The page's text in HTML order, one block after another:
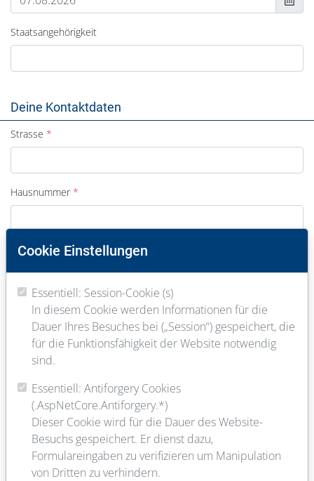
Staatsangehörigkeit
Deine Kontaktdaten
Strasse
Hausnummer
PLZ
E-Mail
Telefon
Cookie Einstellungen
Essentiell: Session-Cookie (s)
In diesem Cookie werden Informationen für die
Dauer Ihres Besuches bei („Session“) gespeichert, die
für die Funktionsfähigkeit der Website notwendig
sind.
Essentiell: Antiforgery Cookies
(.AspNetCore.Antiforgery.*)
Dieser Cookie wird für die Dauer des Website-
Besuchs gespeichert. Er dienst dazu,
Formulareingaben zu verifizieren um Manipulation
von Dritten zu verhindern.